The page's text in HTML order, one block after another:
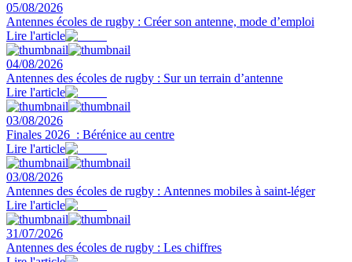
05/08/2026
Antennes écoles de rugby : Créer son antenne, mode d’emploi
Lire l'article
04/08/2026
Antennes des écoles de rugby : Sur un terrain d’antenne
Lire l'article
03/08/2026
Finales 2026 : Bérénice au centre
Lire l'article
03/08/2026
Antennes des écoles de rugby : Antennes mobiles à saint-léger
Lire l'article
31/07/2026
Antennes des écoles de rugby : Les chiffres